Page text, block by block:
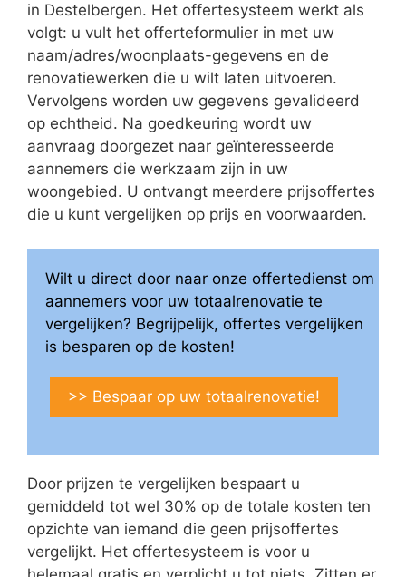
in Destelbergen. Het offertesysteem werkt als
volgt: u vult het offerteformulier in met uw
naam/adres/woonplaats-gegevens en de
renovatiewerken die u wilt laten uitvoeren.
Vervolgens worden uw gegevens gevalideerd
op echtheid. Na goedkeuring wordt uw
aanvraag doorgezet naar geïnteresseerde
aannemers die werkzaam zijn in uw
woongebied. U ontvangt meerdere prijsoffertes
die u kunt vergelijken op prijs en voorwaarden.
Wilt u direct door naar onze offertedienst om
aannemers voor uw totaalrenovatie te
vergelijken? Begrijpelijk, offertes vergelijken
is besparen op de kosten!
>> Bespaar op uw totaalrenovatie!
Door prijzen te vergelijken bespaart u
gemiddeld tot wel 30% op de totale kosten ten
opzichte van iemand die geen prijsoffertes
vergelijkt. Het offertesysteem is voor u